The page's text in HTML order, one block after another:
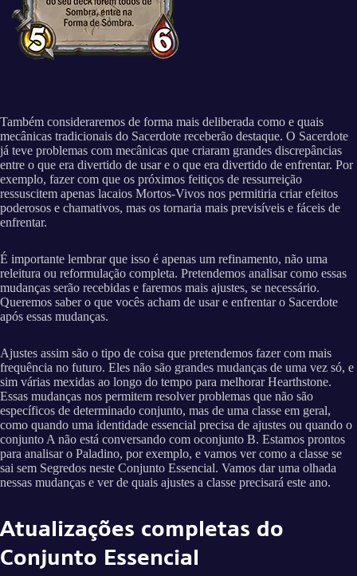
Também consideraremos de forma mais deliberada como e quais
mecânicas tradicionais do Sacerdote receberão destaque. O Sacerdote
já teve problemas com mecânicas que criaram grandes discrepâncias
entre o que era divertido de usar e o que era divertido de enfrentar. Por
exemplo, fazer com que os próximos feitiços de ressurreição
ressuscitem apenas lacaios Mortos-Vivos nos permitiria criar efeitos
poderosos e chamativos, mas os tornaria mais previsíveis e fáceis de
enfrentar.
É importante lembrar que isso é apenas um refinamento, não uma
releitura ou reformulação completa. Pretendemos analisar como essas
mudanças serão recebidas e faremos mais ajustes, se necessário.
Queremos saber o que vocês acham de usar e enfrentar o Sacerdote
após essas mudanças.
Ajustes assim são o tipo de coisa que pretendemos fazer com mais
frequência no futuro. Eles não são grandes mudanças de uma vez só, e
sim várias mexidas ao longo do tempo para melhorar Hearthstone.
Essas mudanças nos permitem resolver problemas que não são
específicos de determinado conjunto, mas de uma classe em geral,
como quando uma identidade essencial precisa de ajustes ou quando o
conjunto A não está conversando com oconjunto B. Estamos prontos
para analisar o Paladino, por exemplo, e vamos ver como a classe se
sai sem Segredos neste Conjunto Essencial. Vamos dar uma olhada
nessas mudanças e ver de quais ajustes a classe precisará este ano.
Atualizações completas do
Conjunto Essencial